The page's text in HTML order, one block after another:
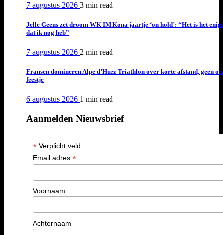
7 augustus 2026 3 min read
Jelle Geens zet droom WK IM Kona jaartje ‘on hold’: “Het is het
dat ik nog heb”
7 augustus 2026 2 min read
Fransen domineren Alpe d’Huez Triathlon over korte afstand, geen
feestje
6 augustus 2026 1 min read
Aanmelden Nieuwsbrief
*Verplicht veld
Email adres *
Voornaam
Achternaam